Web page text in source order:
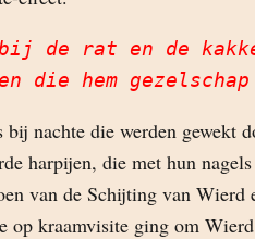
de rat en de
die hem
bij nachte die werden gewekt
harpijen, die met hun
van de Schijting van Wierd
op kraamvisite ging om